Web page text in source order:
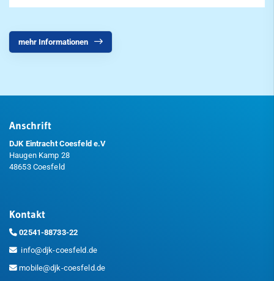
mehr Informationen
Anschrift
DJK Eintracht Coesfeld e.V
Haugen Kamp 28
48653 Coesfeld
Kontakt
02541-88733-22
info@djk-coesfeld.de
mobile@djk-coesfeld.de